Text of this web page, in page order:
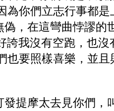
為你們立志行事都
，在這彎曲悖謬的
我沒有空跑，也沒
也要照樣喜樂，並且
發提摩太去見你們，